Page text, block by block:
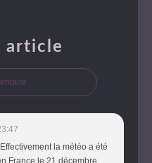
article
la météo a été
France le 21 décembre,